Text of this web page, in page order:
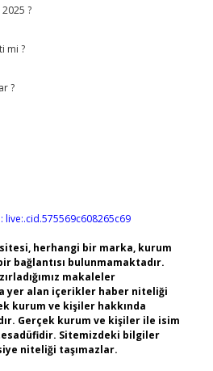
?
mi ?
?
live:.cid.575569c608265c69
herhangi bir marka, kurum
bağlantısı bulunmamaktadır.
makaleler
yer alan içerikler haber niteliği
kurum ve kişiler hakkında
Gerçek kurum ve kişiler ile isim
Sitemizdeki bilgiler
niteliği taşımazlar.